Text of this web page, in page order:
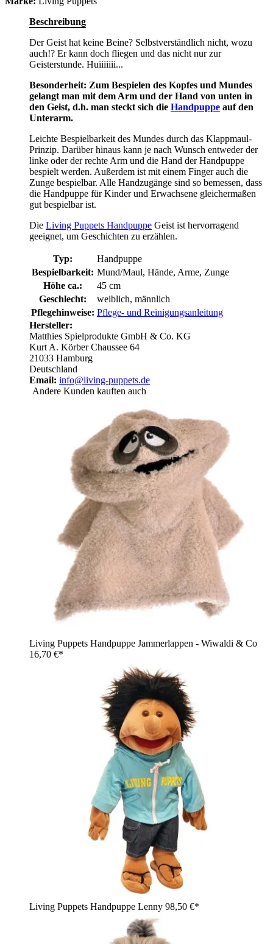
Beschreibung
Der Geist hat keine Beine? Selbstverständlich nicht, wozu
auch!? Er kann doch fliegen und das nicht nur zur
Geisterstunde. Huiiiiiii...
Besonderheit: Zum Bespielen des Kopfes und Mundes
gelangt man mit dem Arm und der Hand von unten in
den Geist, d.h. man steckt sich die Handpuppe auf den
Unterarm.
Leichte Bespielbarkeit des Mundes durch das Klappmaul-
Prinzip. Darüber hinaus kann je nach Wunsch entweder der
linke oder der rechte Arm und die Hand der Handpuppe
bespielt werden. Außerdem ist mit einem Finger auch die
Zunge bespielbar. Alle Handzugänge sind so bemessen, dass
die Handpuppe für Kinder und Erwachsene gleichermaßen
gut bespielbar ist.
Die Living Puppets Handpuppe Geist ist hervorragend
geeignet, um Geschichten zu erzählen.
Typ:
Handpuppe
Bespielbarkeit: Mund/Maul, Hände, Arme, Zunge
Höhe ca.:
45 cm
Geschlecht:
weiblich, männlich
Pflegehinweise: Pflege- und Reinigungsanleitung
Hersteller:
Matthies Spielprodukte GmbH & Co. KG
Kurt A. Körber Chaussee 64
21033 Hamburg
Deutschland
Email: info@living-puppets.de
Andere Kunden kauften auch
Living Puppets Handpuppe Jammerlappen - Wiwaldi & Co
16,70 €*
Living Puppets Handpuppe Lenny 98,50 €*